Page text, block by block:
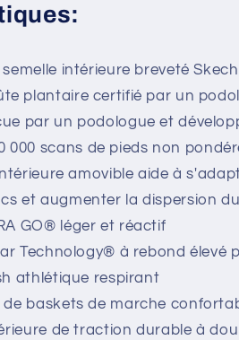
semelle intérieure breveté
plantaire certifié par un
par un podologue et
000 scans de pieds non
amovible aide à
et augmenter la dispersion
GO® léger et réactif
Technology® à rebond élevé
athlétique respirant
baskets de marche
de traction durable à